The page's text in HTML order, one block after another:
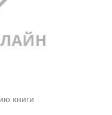
книги